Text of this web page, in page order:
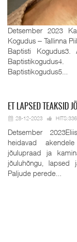
Detsember 2023
Kogudus ‒ Tallinna
Baptisti Kogudus3.
Baptistikogudus5...
ET LAPSED TEAKSID
28-12-2023
Detsember
heidavad
jõulupraad ja
jõuluhõngu, lapsed
Paljude perede...